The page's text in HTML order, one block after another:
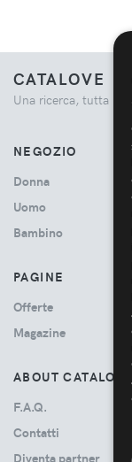
CATALOVE
Una ricerca, tutta la
NEGOZIO
Donna
Uomo
Bambino
PAGINE
Offerte
Magazine
ABOUT
F.A.Q.
Contatti
Diventa partner